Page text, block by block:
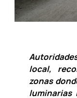
local,
zonas
luminarias